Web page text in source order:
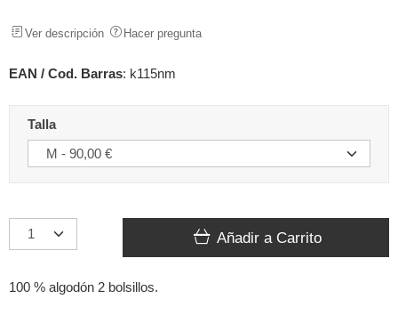
Ver descripción Hacer pregunta
EAN / Cod. Barras: k115nm
Talla
Añadir a Carrito
100 % algodón 2 bolsillos.